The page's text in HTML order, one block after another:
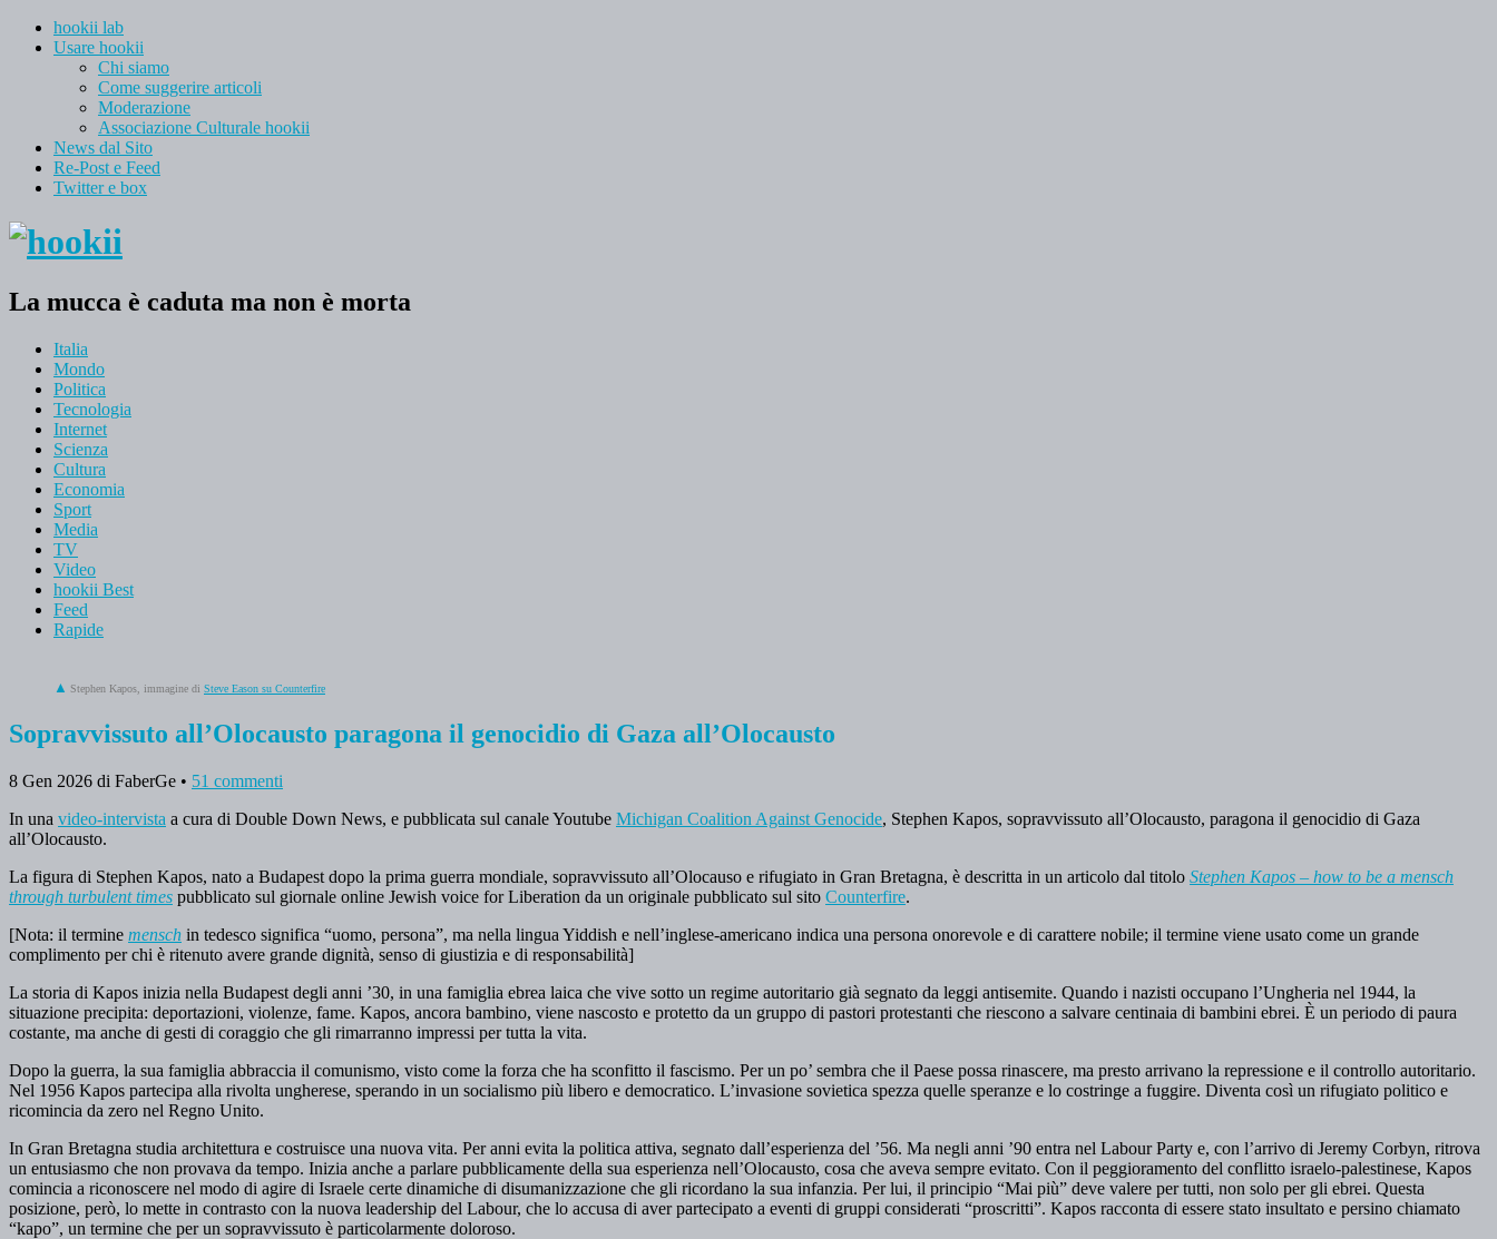
hookii lab
Usare hookii
Chi siamo
Come suggerire articoli
Moderazione
Associazione Culturale hookii
News dal Sito
Re-Post e Feed
Twitter e box
La mucca è caduta ma non è morta
Italia
Mondo
Politica
Tecnologia
Internet
Scienza
Cultura
Economia
Sport
Media
TV
Video
hookii Best
Feed
Rapide
Stephen Kapos, immagine di Steve Eason su Counterfire
Sopravvissuto all’Olocausto paragona il genocidio di Gaza all’Olocausto
8 Gen 2026 di FaberGe • 51 commenti
In una video-intervista a cura di Double Down News, e pubblicata sul canale Youtube Michigan Coalition Against Genocide, Stephen Kapos, sopravvissuto all’Olocausto, paragona il genocidio di Gaza
all’Olocausto.
La figura di Stephen Kapos, nato a Budapest dopo la prima guerra mondiale, sopravvissuto all’Olocauso e rifugiato in Gran Bretagna, è descritta in un articolo dal titolo Stephen Kapos – how to be a mensch
through turbulent times pubblicato sul giornale online Jewish voice for Liberation da un originale pubblicato sul sito Counterfire.
[Nota: il termine mensch in tedesco significa “uomo, persona”, ma nella lingua Yiddish e nell’inglese-americano indica una persona onorevole e di carattere nobile; il termine viene usato come un grande
complimento per chi è ritenuto avere grande dignità, senso di giustizia e di responsabilità]
La storia di Kapos inizia nella Budapest degli anni ’30, in una famiglia ebrea laica che vive sotto un regime autoritario già segnato da leggi antisemite. Quando i nazisti occupano l’Ungheria nel 1944, la
situazione precipita: deportazioni, violenze, fame. Kapos, ancora bambino, viene nascosto e protetto da un gruppo di pastori protestanti che riescono a salvare centinaia di bambini ebrei. È un periodo di paura
costante, ma anche di gesti di coraggio che gli rimarranno impressi per tutta la vita.
Dopo la guerra, la sua famiglia abbraccia il comunismo, visto come la forza che ha sconfitto il fascismo. Per un po’ sembra che il Paese possa rinascere, ma presto arrivano la repressione e il controllo autoritario.
Nel 1956 Kapos partecipa alla rivolta ungherese, sperando in un socialismo più libero e democratico. L’invasione sovietica spezza quelle speranze e lo costringe a fuggire. Diventa così un rifugiato politico e
ricomincia da zero nel Regno Unito.
In Gran Bretagna studia architettura e costruisce una nuova vita. Per anni evita la politica attiva, segnato dall’esperienza del ’56. Ma negli anni ’90 entra nel Labour Party e, con l’arrivo di Jeremy Corbyn, ritrova
un entusiasmo che non provava da tempo. Inizia anche a parlare pubblicamente della sua esperienza nell’Olocausto, cosa che aveva sempre evitato. Con il peggioramento del conflitto israelo-palestinese, Kapos
comincia a riconoscere nel modo di agire di Israele certe dinamiche di disumanizzazione che gli ricordano la sua infanzia. Per lui, il principio “Mai più” deve valere per tutti, non solo per gli ebrei. Questa
posizione, però, lo mette in contrasto con la nuova leadership del Labour, che lo accusa di aver partecipato a eventi di gruppi considerati “proscritti”. Kapos racconta di essere stato insultato e persino chiamato
“kapo”, un termine che per un sopravvissuto è particolarmente doloroso.